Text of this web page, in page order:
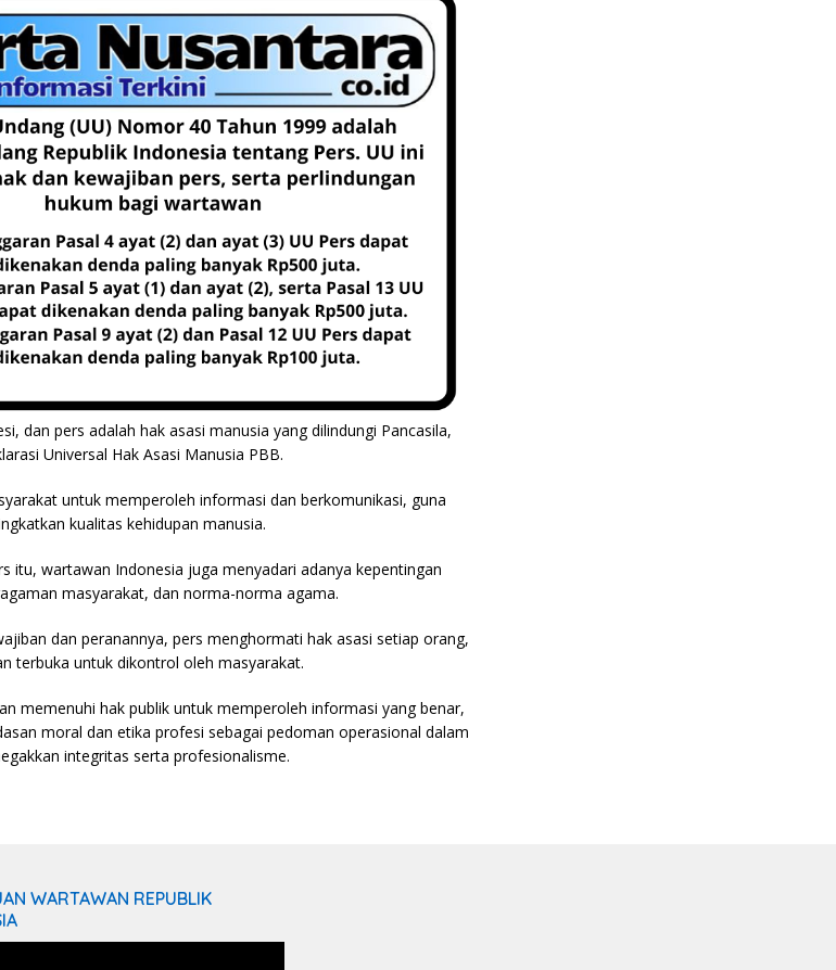
dan pers adalah hak asasi manusia yang dilindungi Pancasila,
Universal Hak Asasi Manusia PBB.
untuk memperoleh informasi dan berkomunikasi, guna
kualitas kehidupan manusia.
itu, wartawan Indonesia juga menyadari adanya kepentingan
masyarakat, dan norma-norma agama.
dan peranannya, pers menghormati hak asasi setiap orang,
terbuka untuk dikontrol oleh masyarakat.
memenuhi hak publik untuk memperoleh informasi yang benar,
moral dan etika profesi sebagai pedoman operasional dalam
integritas serta profesionalisme.
WARTAWAN REPUBLIK